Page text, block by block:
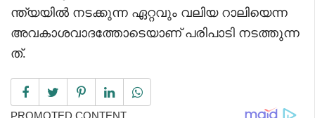
ന്ത്യയിൽ നടക്കുന്ന ഏറ്റവും വലിയ റാലിയെന്ന
അവകാശവാദത്തോടെയാണ് പരിപാടി നടത്തുന്ന
ത്.